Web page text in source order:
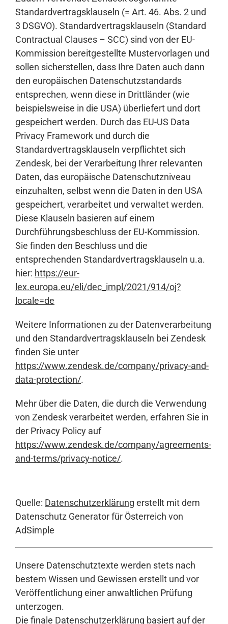
Standardvertragsklauseln (= Art. 46. Abs. 2 und
3 DSGVO). Standardvertragsklauseln (Standard
Contractual Clauses – SCC) sind von der EU-
Kommission bereitgestellte Mustervorlagen und
sollen sicherstellen, dass Ihre Daten auch dann
den europäischen Datenschutzstandards
entsprechen, wenn diese in Drittländer (wie
beispielsweise in die USA) überliefert und dort
gespeichert werden. Durch das EU-US Data
Privacy Framework und durch die
Standardvertragsklauseln verpflichtet sich
Zendesk, bei der Verarbeitung Ihrer relevanten
Daten, das europäische Datenschutzniveau
einzuhalten, selbst wenn die Daten in den USA
gespeichert, verarbeitet und verwaltet werden.
Diese Klauseln basieren auf einem
Durchführungsbeschluss der EU-Kommission.
Sie finden den Beschluss und die
entsprechenden Standardvertragsklauseln u.a.
hier: https://eur-
lex.europa.eu/eli/dec_impl/2021/914/oj?
locale=de
Weitere Informationen zu der Datenverarbeitung
und den Standardvertragsklauseln bei Zendesk
finden Sie unter
https://www.zendesk.de/company/privacy-and-
data-protection/.
Mehr über die Daten, die durch die Verwendung
von Zendesk verarbeitet werden, erfahren Sie in
der Privacy Policy auf
https://www.zendesk.de/company/agreements-
and-terms/privacy-notice/.
Quelle: Datenschutzerklärung erstellt mit dem
Datenschutz Generator für Österreich von
AdSimple
Unsere Datenschutztexte werden stets nach
bestem Wissen und Gewissen erstellt und vor
Veröffentlichung einer anwaltlichen Prüfung
unterzogen.
Die finale Datenschutzerklärung basiert auf der